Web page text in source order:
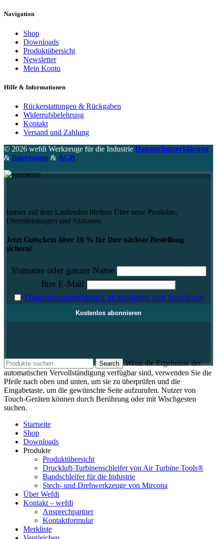
Navigation
Shop
Downloads
Produktübersicht
Newsletter
Mein Konto
Hilfe & Informationen
Rückerstattungen & Rückgaben
Widerrufsbelehrung
Kontakt
Versand und Zahlung
© 2026 wefdi Werkzeuge für die Industrie Datenschutzerklärung
& Impressum & AGB
Immer auf dem Laufenden bleiben Über neue Produkte,
Dienstleistungen und Aktionen.
Jetzt Gutschein über 10 % für Ihre nächste Bestellung
sichern!
Vorname oder ganzer Name
Ihre E-Mail
Datenschutzerklärung akzeptieren und fortfahren
Search
Wenn die Ergebnisse der
automatischen Vervollständigung verfügbar sind, verwenden Sie die
Pfeile nach oben und unten, um sie zu überprüfen und die
Eingabetaste, um die gewünschte Seite aufzurufen. Nutzer von
Touch-Geräten können durch Berührung oder mit Wischgesten
suchen.
Startseite
Shop
Downloads
Produkte
Produktübersicht
Druckluft-Turbinenschleifer von Air Turbine Tools®
Bandschleifer für die Industrie
Stech- und Drehwerkzeuge von Mircona
Über Wefdi
Kontakt – wefdi
Ansprechpartner
Kontaktformular
Merkliste